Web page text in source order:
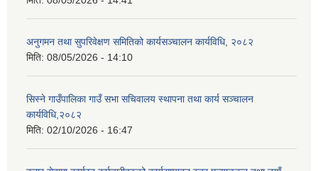
अनुगमन तथा सुपरिवेक्षण समितिको कार्यसञ्चालन कार्यविधि, २०८२
मिति: 08/05/2026 - 14:10
सिस्ने गाउँपालिका गाउँ सभा सचिवालय स्थापना तथा कार्य सञ्चालन
कार्यविधि,२०८२
मिति: 02/10/2026 - 16:47